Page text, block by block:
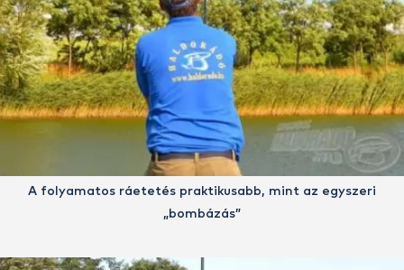
A folyamatos ráetetés praktikusabb, mint az egyszeri
„bombázás”